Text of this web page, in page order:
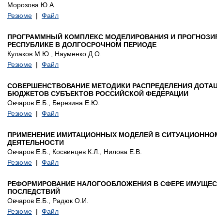
Морозова Ю.А.
Резюме | Файл
ПРОГРАММНЫЙ КОМПЛЕКС МОДЕЛИРОВАНИЯ И
РЕСПУБЛИКЕ В ДОЛГОСРОЧНОМ ПЕРИОДЕ
Кулаков М.Ю., Науменко Д.О.
Резюме | Файл
СОВЕРШЕНСТВОВАНИЕ МЕТОДИКИ РАСПРЕДЕЛЕНИЯ
БЮДЖЕТОВ СУБЪЕКТОВ РОССИЙСКОЙ ФЕДЕРАЦИИ
Овчаров Е.Б., Березина Е.Ю.
Резюме | Файл
ПРИМЕНЕНИЕ ИМИТАЦИОННЫХ МОДЕЛЕЙ В
ДЕЯТЕЛЬНОСТИ
Овчаров Е.Б., Косвинцев К.Л., Нилова Е.В.
Резюме | Файл
РЕФОРМИРОВАНИЕ НАЛОГООБЛОЖЕНИЯ В СФЕРЕ
ПОСЛЕДСТВИЙ
Овчаров Е.Б., Радюк О.И.
Резюме | Файл